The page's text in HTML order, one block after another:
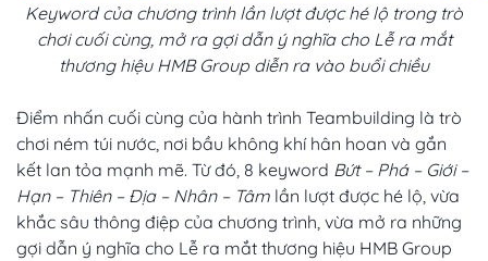
Keyword của chương trình lần lượt được hé lộ trong trò
chơi cuối cùng, mở ra gợi dẫn ý nghĩa cho Lễ ra mắt
thương hiệu HMB Group diễn ra vào buổi chiều
Điểm nhấn cuối cùng của hành trình Teambuilding là trò
chơi ném túi nước, nơi bầu không khí hân hoan và gắn
kết lan tỏa mạnh mẽ. Từ đó, 8 keyword Bứt – Phá – Giới –
Hạn – Thiên – Địa – Nhân – Tâm lần lượt được hé lộ, vừa
khắc sâu thông điệp của chương trình, vừa mở ra những
gợi dẫn ý nghĩa cho Lễ ra mắt thương hiệu HMB Group